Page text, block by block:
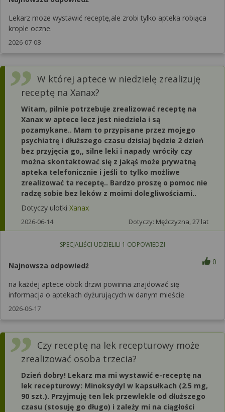
Lekarz moze wystawić receptę,ale zrobi tylko apteka robiąca
krople oczne.
2026-07-08
W której aptece w niedzielę zrealizuję
receptę na Xanax?
Witam, pilnie potrzebuje zrealizować receptę na
Xanax w aptece lecz jest niedziela i są
pozamykane.. Mam to przypisane przez mojego
psychiatrę i dłuższego czasu dzisiaj będzie 2 dzień
bez przyjęcia go,, silne leki i napady wróciły czy
można skontaktować się z jakąś może prywatną
apteka telefonicznie i jeśli to tylko możliwe
zrealizować ta receptę.. Bardzo proszę o pomoc nie
radzę sobie bez leków z moimi dolegliwościami..
Dotyczy ulotki Xanax
2026-06-14 Dotyczy: Mężczyzna, 27 lat
SPECJALIŚCI UDZIELILI 1 ODPOWIEDZI
Najnowsza odpowiedź 0
na każdej aptece obok drzwi powinna znajdować się
informacja o aptekach dyżurujących w danym mieście
2026-06-17
Czy receptę na lek recepturowy może
zrealizować osoba trzecia?
Dzień dobry! Lekarz ma mi wystawić e-receptę na
lek recepturowy: Minoksydyl w kapsułkach (2.5 mg,
90 szt.). Przyjmuję ten lek przewlekle od dłuższego
czasu (stosuję go długo) i zależy mi na ciągłości